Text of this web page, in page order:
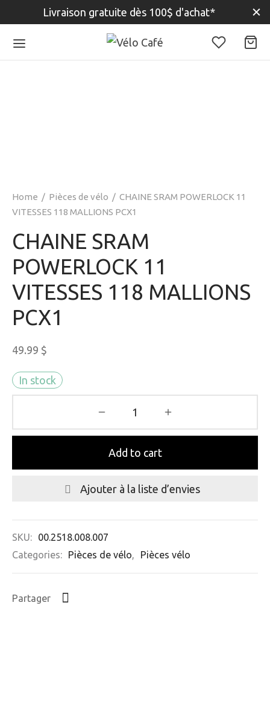
Livraison gratuite dès 100$ d'achat*
Home / Pièces de vélo / CHAINE SRAM POWERLOCK 11
VITESSES 118 MALLIONS PCX1
CHAINE SRAM
POWERLOCK 11
VITESSES 118 MALLIONS
PCX1
49.99 $
In stock
Add to cart
Ajouter à la liste d’envies
SKU:
00.2518.008.007
Categories:
Pièces de vélo, Pièces vélo
Partager